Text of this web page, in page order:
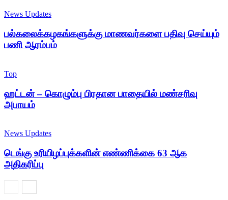
News Updates
பல்கலைக்கழகங்களுக்கு மாணவர்களை பதிவு செய்யும்
பணி ஆரம்பம்
Top
ஹட்டன் – கொழும்பு பிரதான பாதையில் மண்சரிவு
அபாயம்
News Updates
டெங்கு உரியிழப்புக்களின் எண்ணிக்கை 63 ஆக
அதிகரிப்பு